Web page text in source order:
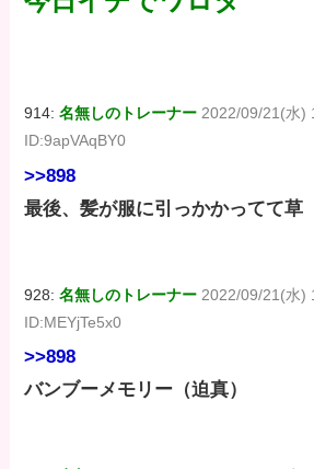
914:名無しのトレーナー 2022/09/21(水)
ID:9apVAqBY0
>>898
最後、髪が服に引っかかってて草
928:名無しのトレーナー 2022/09/21(水)
ID:MEYjTe5x0
>>898
バンブーメモリー（迫真）